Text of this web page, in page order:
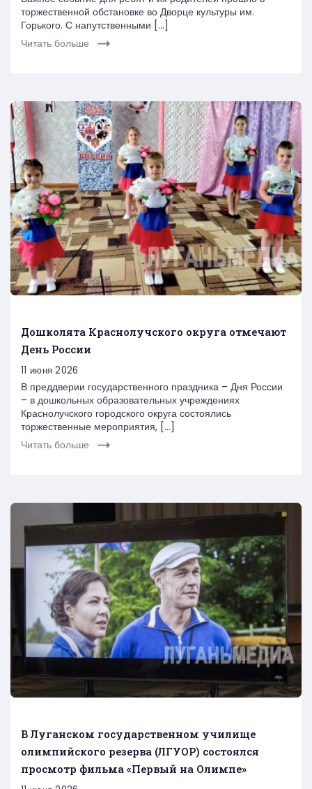
торжественной обстановке во Дворце культуры им.
Горького. С напутственными […]
Читать больше
Дошколята Краснолучского округа отмечают
День России
11 июня 2026
В преддверии государственного праздника – Дня России
– в дошкольных образовательных учреждениях
Краснолучского городского округа состоялись
торжественные мероприятия, […]
Читать больше
В Луганском государственном училище
олимпийского резерва (ЛГУОР) состоялся
просмотр фильма «Первый на Олимпе»